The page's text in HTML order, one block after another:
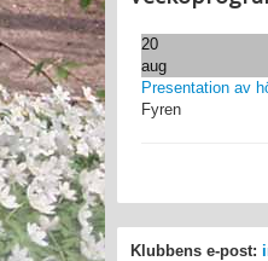
20
aug
Presentation av
Fyren
Klubbens e-post: